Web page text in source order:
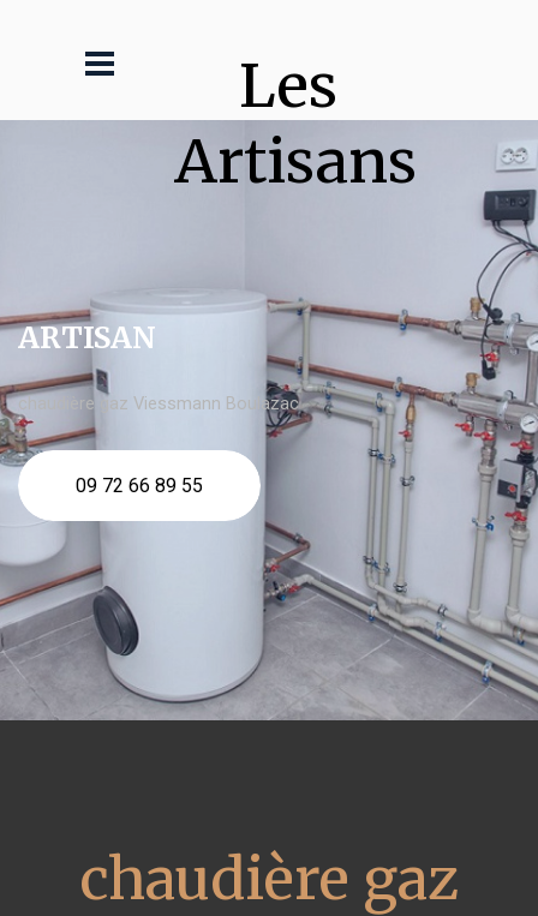
Les
Artisans
ARTISAN
chaudière gaz Viessmann Boulazac
09 72 66 89 55
chaudière gaz